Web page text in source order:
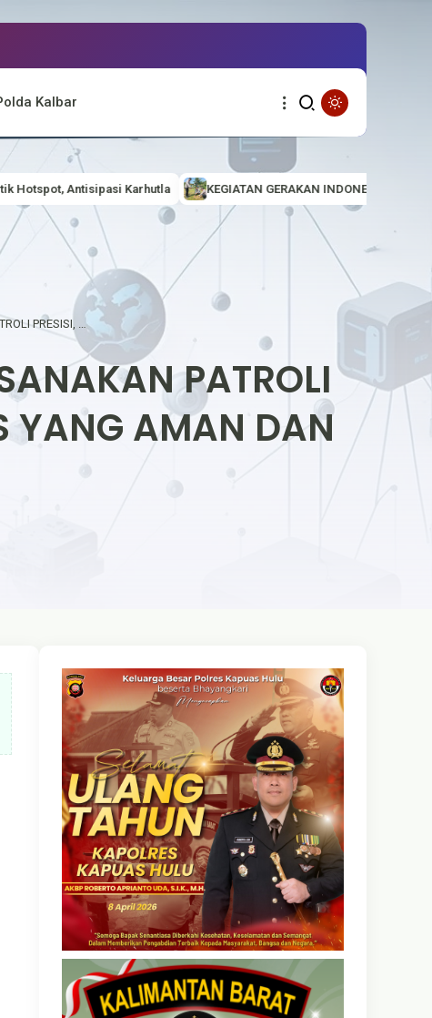
Kalbar
KEGIATAN GERAKAN INDONESIA ASRI (AMAN, SEHAT, RESIK
PERSONEL POLSEK EMBALOH HULU LAKSANAKAN PATROLI PRESISI, CIPTAKAN SITUASI KAMTIBMAS YANG AMAN DAN KONDUSIF
PATROLI
YANG AMAN DAN